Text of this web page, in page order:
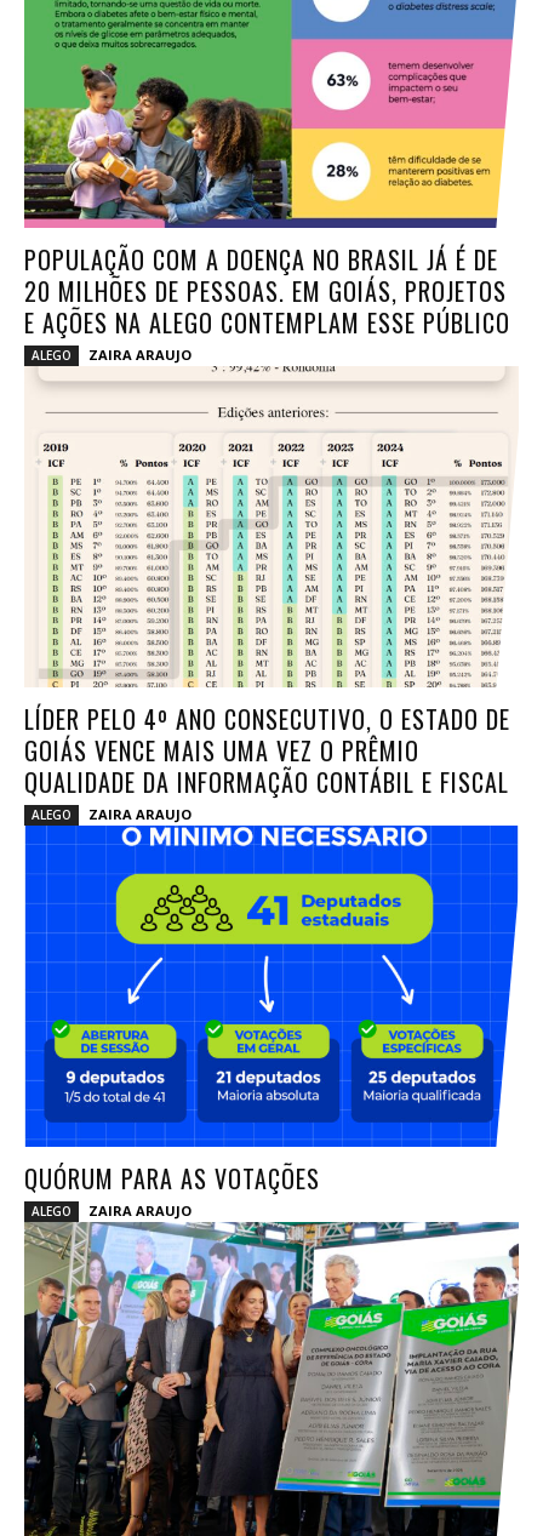
POPULAÇÃO COM A DOENÇA NO BRASIL JÁ É DE
20 MILHÕES DE PESSOAS. EM GOIÁS, PROJETOS
E AÇÕES NA ALEGO CONTEMPLAM ESSE PÚBLICO
ALEGO ZAIRA ARAUJO
LÍDER PELO 4º ANO CONSECUTIVO, O ESTADO DE
GOIÁS VENCE MAIS UMA VEZ O PRÊMIO
QUALIDADE DA INFORMAÇÃO CONTÁBIL E FISCAL
ALEGO ZAIRA ARAUJO
QUÓRUM PARA AS VOTAÇÕES
ALEGO ZAIRA ARAUJO